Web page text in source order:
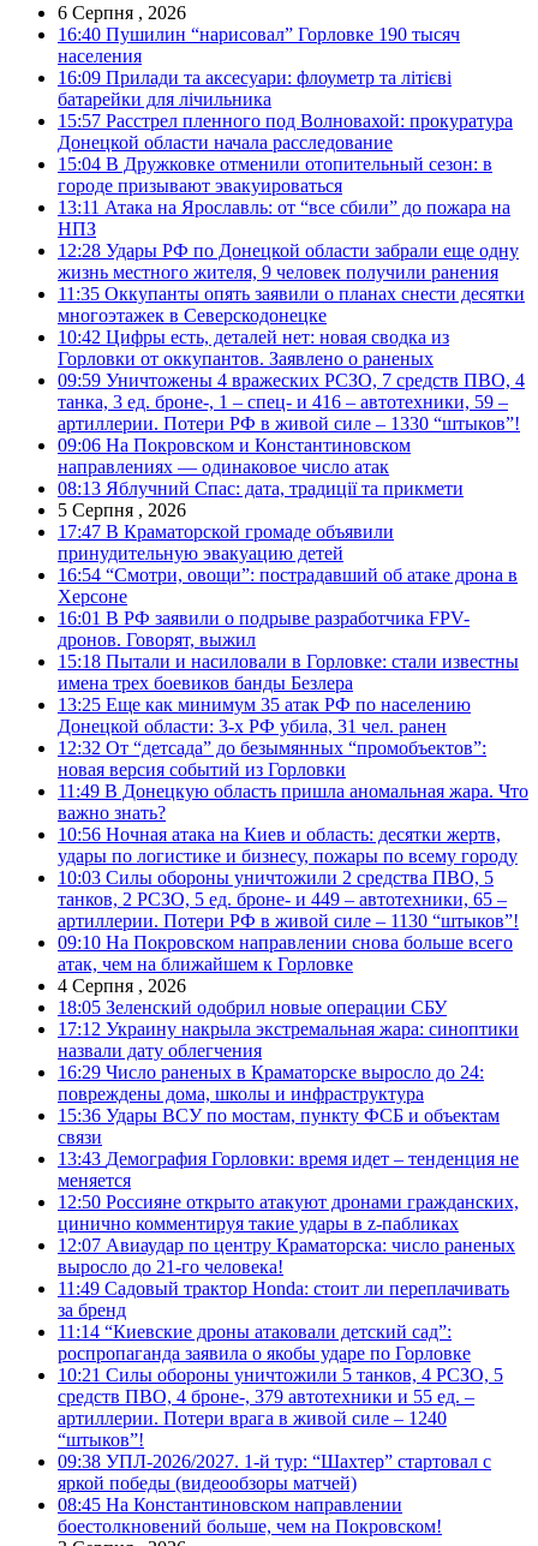
6 Серпня , 2026
16:40 Пушилин “нарисовал” Горловке 190 тысяч
населения
16:09 Прилади та аксесуари: флоуметр та літієві
батарейки для лічильника
15:57 Расстрел пленного под Волновахой: прокуратура
Донецкой области начала расследование
15:04 В Дружковке отменили отопительный сезон: в
городе призывают эвакуироваться
13:11 Атака на Ярославль: от “все сбили” до пожара на
НПЗ
12:28 Удары РФ по Донецкой области забрали еще одну
жизнь местного жителя, 9 человек получили ранения
11:35 Оккупанты опять заявили о планах снести десятки
многоэтажек в Северскодонецке
10:42 Цифры есть, деталей нет: новая сводка из
Горловки от оккупантов. Заявлено о раненых
09:59 Уничтожены 4 вражеских РСЗО, 7 средств ПВО, 4
танка, 3 ед. броне-, 1 – спец- и 416 – автотехники, 59 –
артиллерии. Потери РФ в живой силе – 1330 “штыков”!
09:06 На Покровском и Константиновском
направлениях — одинаковое число атак
08:13 Яблучний Спас: дата, традиції та прикмети
5 Серпня , 2026
17:47 В Краматорской громаде объявили
принудительную эвакуацию детей
16:54 “Смотри, овощи”: пострадавший об атаке дрона в
Херсоне
16:01 В РФ заявили о подрыве разработчика FPV-
дронов. Говорят, выжил
15:18 Пытали и насиловали в Горловке: стали известны
имена трех боевиков банды Безлера
13:25 Еще как минимум 35 атак РФ по населению
Донецкой области: 3-х РФ убила, 31 чел. ранен
12:32 От “детсада” до безымянных “промобъектов”:
новая версия событий из Горловки
11:49 В Донецкую область пришла аномальная жара. Что
важно знать?
10:56 Ночная атака на Киев и область: десятки жертв,
удары по логистике и бизнесу, пожары по всему городу
10:03 Силы обороны уничтожили 2 средства ПВО, 5
танков, 2 РСЗО, 5 ед. броне- и 449 – автотехники, 65 –
артиллерии. Потери РФ в живой силе – 1130 “штыков”!
09:10 На Покровском направлении снова больше всего
атак, чем на ближайшем к Горловке
4 Серпня , 2026
18:05 Зеленский одобрил новые операции СБУ
17:12 Украину накрыла экстремальная жара: синоптики
назвали дату облегчения
16:29 Число раненых в Краматорске выросло до 24:
повреждены дома, школы и инфраструктура
15:36 Удары ВСУ по мостам, пункту ФСБ и объектам
связи
13:43 Демография Горловки: время идет – тенденция не
меняется
12:50 Россияне открыто атакуют дронами гражданских,
цинично комментируя такие удары в z-пабликах
12:07 Авиаудар по центру Краматорска: число раненых
выросло до 21-го человека!
11:49 Садовый трактор Honda: стоит ли переплачивать
за бренд
11:14 “Киевские дроны атаковали детский сад”:
роспропаганда заявила о якобы ударе по Горловке
10:21 Силы обороны уничтожили 5 танков, 4 РСЗО, 5
средств ПВО, 4 броне-, 379 автотехники и 55 ед. –
артиллерии. Потери врага в живой силе – 1240
“штыков”!
09:38 УПЛ-2026/2027. 1-й тур: “Шахтер” стартовал с
яркой победы (видеообзоры матчей)
08:45 На Константиновском направлении
боестолкновений больше, чем на Покровском!